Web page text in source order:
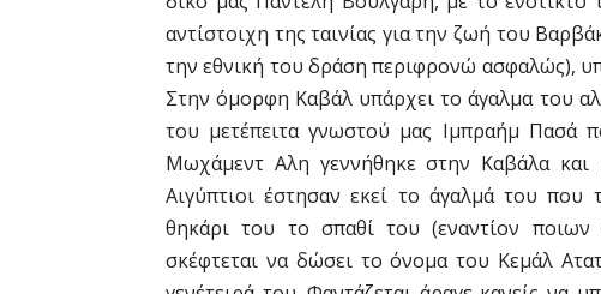
αντίστοιχη της ταινίας για την ζωή του
την εθνική του δράση περιφρονώ ασφαλώς),
Στην όμορφη Καβάλ υπάρχει το άγαλμα του
του μετέπειτα γνωστού μας Ιμπραήμ
Μωχάμεντ Αλη γεννήθηκε στην Καβάλα και
Αιγύπτιοι έστησαν εκεί το άγαλμά του
θηκάρι του το σπαθί του (εναντίον
σκέφτεται να δώσει το όνομα του Κεμάλ